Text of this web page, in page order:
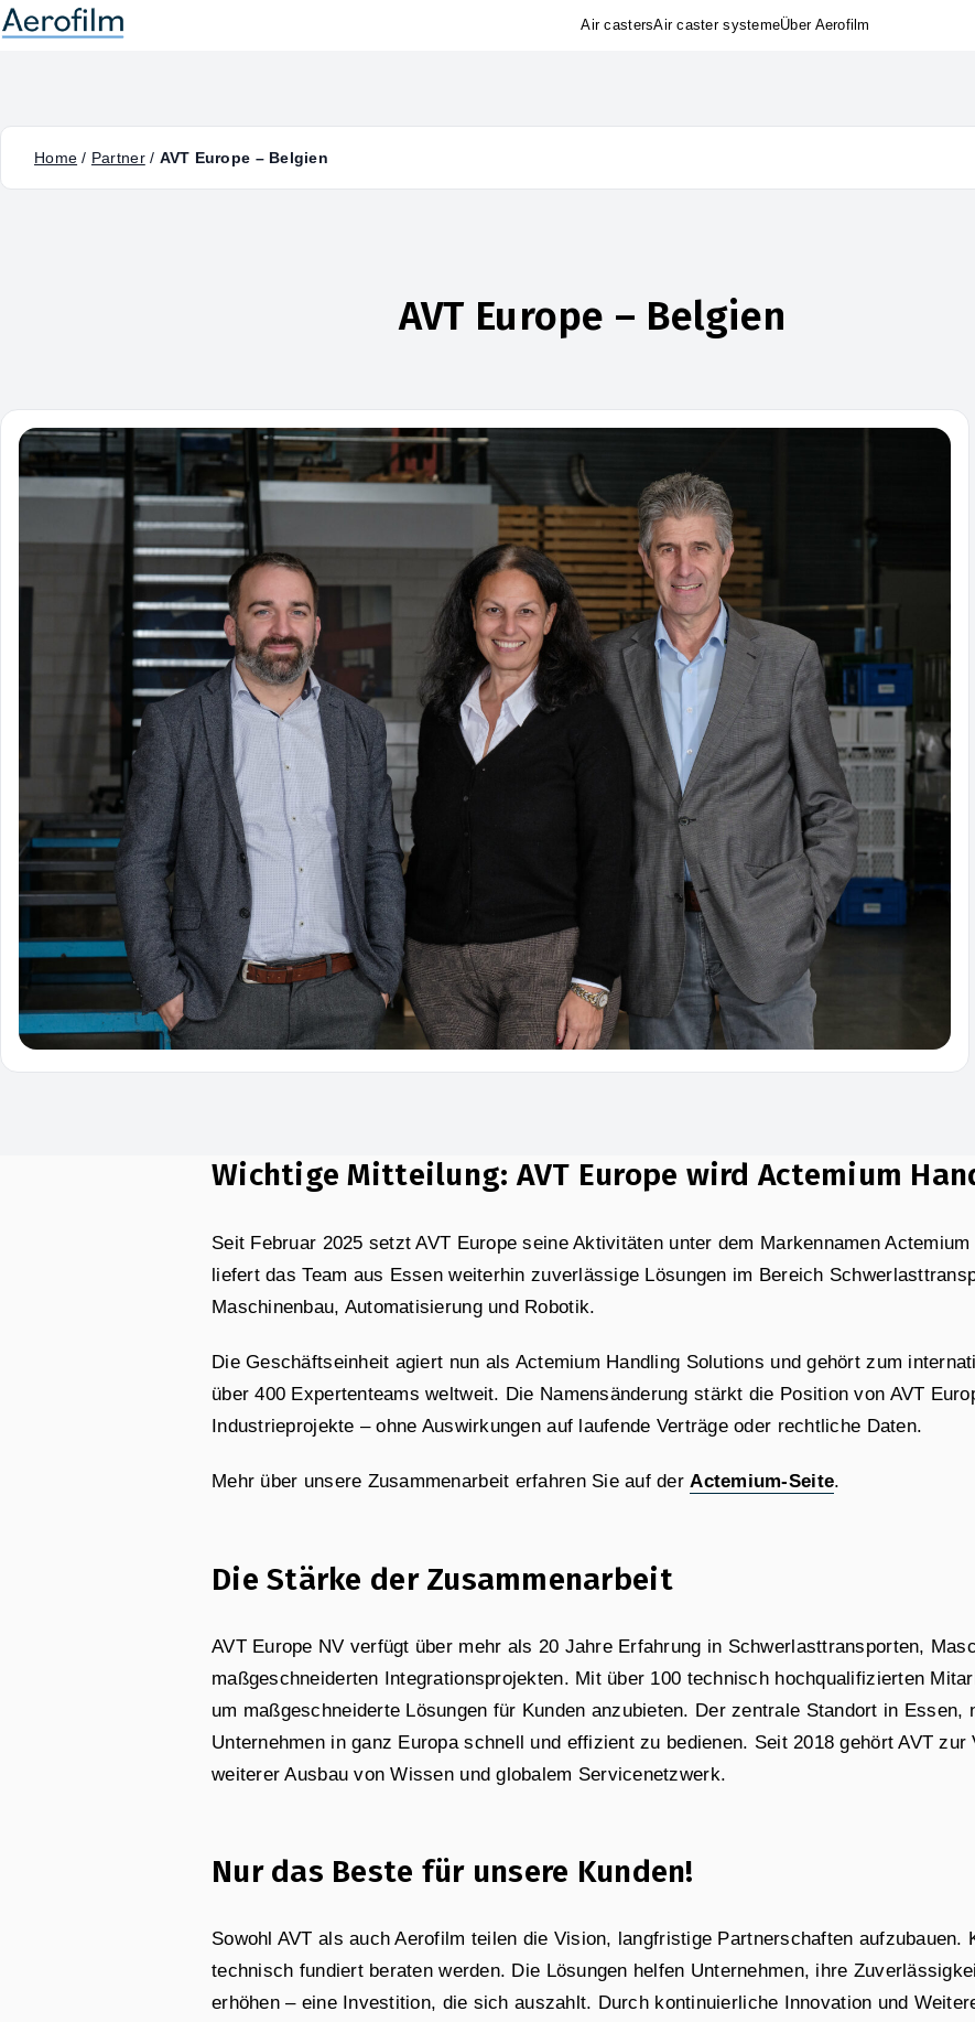
Air castersAir caster systemeÜber Aerofilm
Home / Partner/ AVT Europe – Belgien
AVT Europe – Belgien
Wichtige Mitteilung: AVT Europe wird Actemium
Seit Februar 2025 setzt AVT Europe seine Aktivitäten unter dem Markennamen
liefert das Team aus Essen weiterhin zuverlässige Lösungen im Bereich
Maschinenbau, Automatisierung und Robotik.
Die Geschäftseinheit agiert nun als Actemium Handling Solutions und gehört zum
über 400 Expertenteams weltweit. Die Namensänderung stärkt die Position von AVT
Industrieprojekte – ohne Auswirkungen auf laufende Verträge oder rechtliche Daten.
Mehr über unsere Zusammenarbeit erfahren Sie auf derActemium-Seite.
Die Stärke der Zusammenarbeit
AVT Europe NV verfügt über mehr als 20 Jahre Erfahrung in Schwerlasttransporten,
maßgeschneiderten Integrationsprojekten. Mit über 100 technisch hochqualifizierten
um maßgeschneiderte Lösungen für Kunden anzubieten. Der zentrale Standort in Essen,
Unternehmen in ganz Europa schnell und effizient zu bedienen. Seit 2018 gehört AVT
weiterer Ausbau von Wissen und globalem Servicenetzwerk.
Nur das Beste für unsere Kunden!
Sowohl AVT als auch Aerofilm teilen die Vision, langfristige Partnerschaften aufzubauen.
technisch fundiert beraten werden. Die Lösungen helfen Unternehmen, ihre
erhöhen – eine Investition, die sich auszahlt. Durch kontinuierliche Innovation und